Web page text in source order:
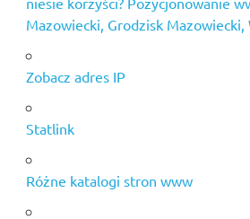
Mazowiecki, Grodzisk Mazowiecki,
Zobacz adres IP
Statlink
Różne katalogi stron www